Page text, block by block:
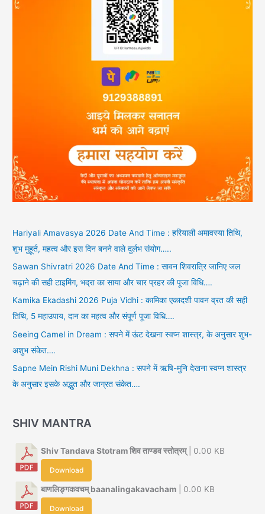
Hariyali Amavasya 2026 Date And Time : हरियाली अमावस्या तिथि,
शुभ मुहूर्त, महत्व और इस दिन बनने वाले दुर्लभ संयोग…..
Sawan Shivratri 2026 Date And Time : सावन शिवरात्रि जानिए जल
चढ़ाने की सही टाइमिंग, भद्रा का साया और चार प्रहर की पूजा विधि….
Kamika Ekadashi 2026 Puja Vidhi : कामिका एकादशी पावन व्रत की सही
तिथि, 5 महाउपाय, दान का महत्व और संपूर्ण पूजा विधि….
Seeing Camel in Dream : सपने में ऊंट देखना स्वप्न शास्त्र, के अनुसार शुभ-
अशुभ संकेत….
Sapne Mein Rishi Muni Dekhna : सपने में ऋषि-मुनि देखना स्वप्न शास्त्र
के अनुसार इसके अद्भुत और जाग्रत संकेत….
SHIV MANTRA
Shiv Tandava Stotram शिव ताण्डव स्तोत्रम्| 0.00 KB
Download
बाणलिङ्गकवचम् baanalingakavacham | 0.00 KB
Download